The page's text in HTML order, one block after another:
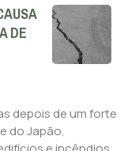
DE
depois de um forte
do Japão,